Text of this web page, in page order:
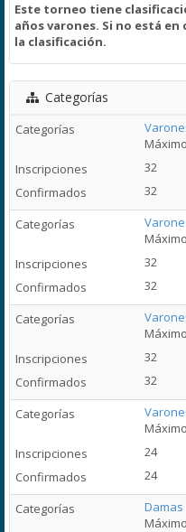
Este torneo tiene
años varones. Si no está
la clasificación.
Categorías
32
32
32
32
32
32
24
24
Damas